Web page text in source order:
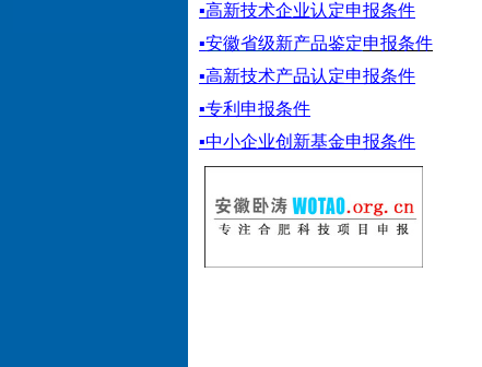
▪高新技术企业认定申报条件
▪安徽省级新产品鉴定申报条件
▪高新技术产品认定申报条件
▪专利申报条件
▪中小企业创新基金申报条件